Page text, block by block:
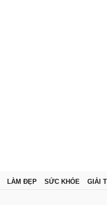
LÀM ĐẸP SỨC KHỎE GIẢI